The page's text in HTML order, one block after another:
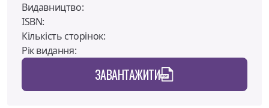
Видавництво:
ISBN:
Кількість сторінок:
Рік видання:
ЗАВАНТАЖИТИ